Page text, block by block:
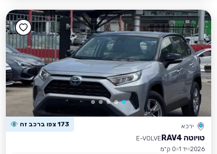
ירכא 173 צפו ברכב זה
טויוטה RAV4
E-VOLVE
2026 יד 1
0 ק״מ